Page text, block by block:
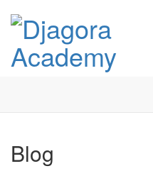
Blog